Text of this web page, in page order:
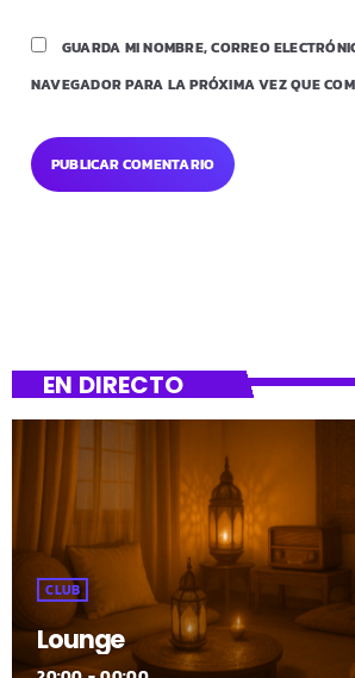
GUARDA MI NOMBRE, CORREO
NAVEGADOR PARA LA PRÓXIMA VEZ QUE
EN DIRECTO
CLUB
Lounge